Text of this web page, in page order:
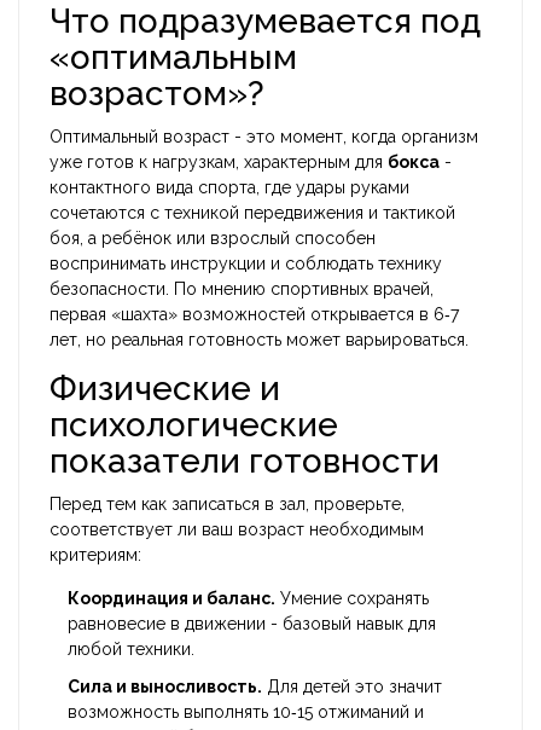
Что подразумевается под
«оптимальным
возрастом»?
Оптимальный возраст - это момент, когда организм
уже готов к нагрузкам, характерным для бокса -
контактного вида спорта, где удары руками
сочетаются с техникой передвижения и тактикой
боя , а ребёнок или взрослый способен
воспринимать инструкции и соблюдать технику
безопасности. По мнению спортивных врачей,
первая «шахта» возможностей открывается в 6‑7
лет, но реальная готовность может варьироваться.
Физические и
психологические
показатели готовности
Перед тем как записаться в зал, проверьте,
соответствует ли ваш возраст необходимым
критериям:
Координация и баланс. Умение сохранять
равновесие в движении - базовый навык для
любой техники.
Сила и выносливость. Для детей это значит
возможность выполнять 10‑15 отжиманий и